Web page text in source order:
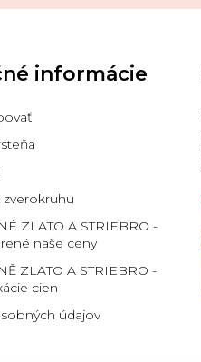
informácie
ZLATO A STRIEBRO -
naše ceny
ZLATO A STRIEBRO -
cien
údajov